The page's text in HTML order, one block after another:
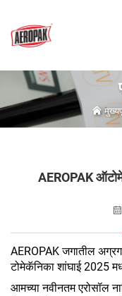
AEROPAK
AEROPAK जगातील
टोमेकॅनिका शांघाई 2025
आमच्या नवीनतम एरोसॉल